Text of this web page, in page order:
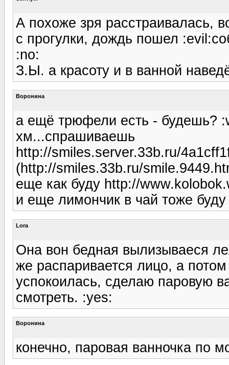
А похоже зря расстраивалась,
с прогулки, дождь пошел
:no:
З.Ы. а красоту и в ванной
Воронина
а ещё трюфели есть - будешь?
хм...спрашиваешь
http://smiles.server.33b.ru/
(http://smiles.33b.ru/
еще как буду http://
и еще лимончик в чай тоже буду
Lora
Она вон бедная вылизываеся
же распаривается лицо, а
успокоилась, сделаю паровую
смотреть. :yes:
Воронина
конечно, паровая ванночка по